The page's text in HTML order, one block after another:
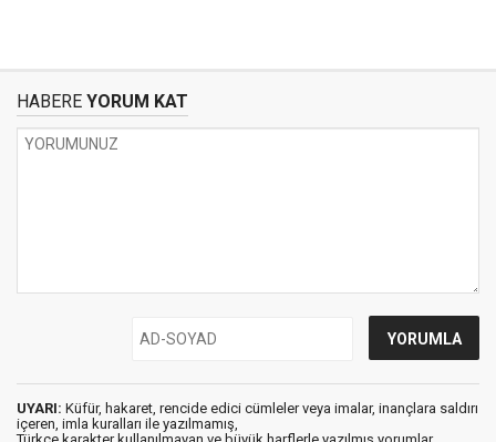
HABERE YORUM KAT
UYARI: Küfür, hakaret, rencide edici cümleler veya imalar, inançlara saldırı
içeren, imla kuralları ile yazılmamış,